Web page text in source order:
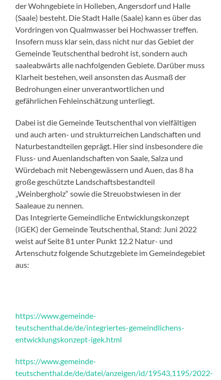
der Wohngebiete in Holleben, Angersdorf und Halle
(Saale) besteht. Die Stadt Halle (Saale) kann es über das
Vordringen von Qualmwasser bei Hochwasser treffen.
Insofern muss klar sein, dass nicht nur das Gebiet der
Gemeinde Teutschenthal bedroht ist, sondern auch
saaleabwärts alle nachfolgenden Gebiete. Darüber muss
Klarheit bestehen, weil ansonsten das Ausmaß der
Bedrohungen einer unverantwortlichen und
gefährlichen Fehleinschätzung unterliegt.
Dabei ist die Gemeinde Teutschenthal von vielfältigen
und auch arten- und strukturreichen Landschaften und
Naturbestandteilen geprägt. Hier sind insbesondere die
Fluss- und Auenlandschaften von Saale, Salza und
Würdebach mit Nebengewässern und Auen, das 8 ha
große geschützte Landschaftsbestandteil
„Weinbergholz“ sowie die Streuobstwiesen in der
Saaleaue zu nennen.
Das Integrierte Gemeindliche Entwicklungskonzept
(IGEK) der Gemeinde Teutschenthal, Stand: Juni 2022
weist auf Seite 81 unter Punkt 12.2 Natur- und
Artenschutz folgende Schutzgebiete im Gemeindegebiet
aus:
https://www.gemeinde-
teutschenthal.de/de/integriertes-gemeindlichens-
entwicklungskonzept-igek.html
https://www.gemeinde-
teutschenthal.de/de/datei/anzeigen/id/19543,1195/2022-